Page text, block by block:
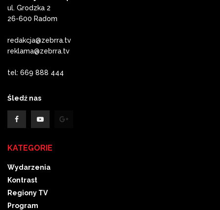
ul. Grodzka 2
26-600 Radom
redakcja@zebrra.tv
reklama@zebrra.tv
tel: 669 888 444
Śledź nas
KATEGORIE
Wydarzenia
Kontrast
Regiony TV
Program